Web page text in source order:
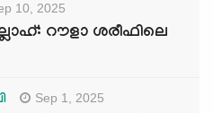
10, 2025
റൗളാ ശരീഫിലെ
Sep 1, 2025